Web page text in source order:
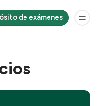
de exámenes